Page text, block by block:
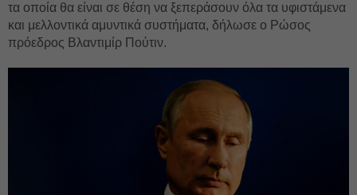
τα οποία θα είναι σε θέση να ξεπεράσουν όλα τα υφιστάμενα
και μελλοντικά αμυντικά συστήματα, δήλωσε ο Ρώσος
πρόεδρος Βλαντιμίρ Πούτιν.